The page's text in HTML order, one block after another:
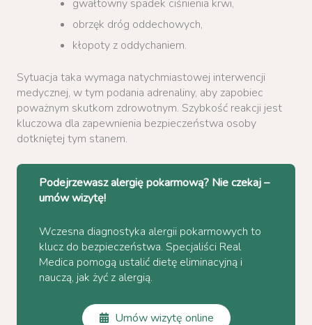
gwałtowny spadek ciśnienia krwi,
obrzęk dróg oddechowych,
kłopoty z oddychaniem.
Sytuacja taka wymaga natychmiastowej interwencji
medycznej, w tym podania adrenaliny, aby zapobiec
poważnym skutkom zdrowotnym. Szybkość reakcji jest
kluczowa dla zapewnienia bezpieczeństwa osoby
dotkniętej tym stanem.
Podejrzewasz alergię pokarmową? Nie czekaj –
umów wizytę!
Wczesna diagnostyka alergii pokarmowych to
klucz do bezpieczeństwa. Specjaliści Real
Medica pomogą ustalić dietę eliminacyjną i
nauczą, jak żyć z alergią.
Umów wizytę online